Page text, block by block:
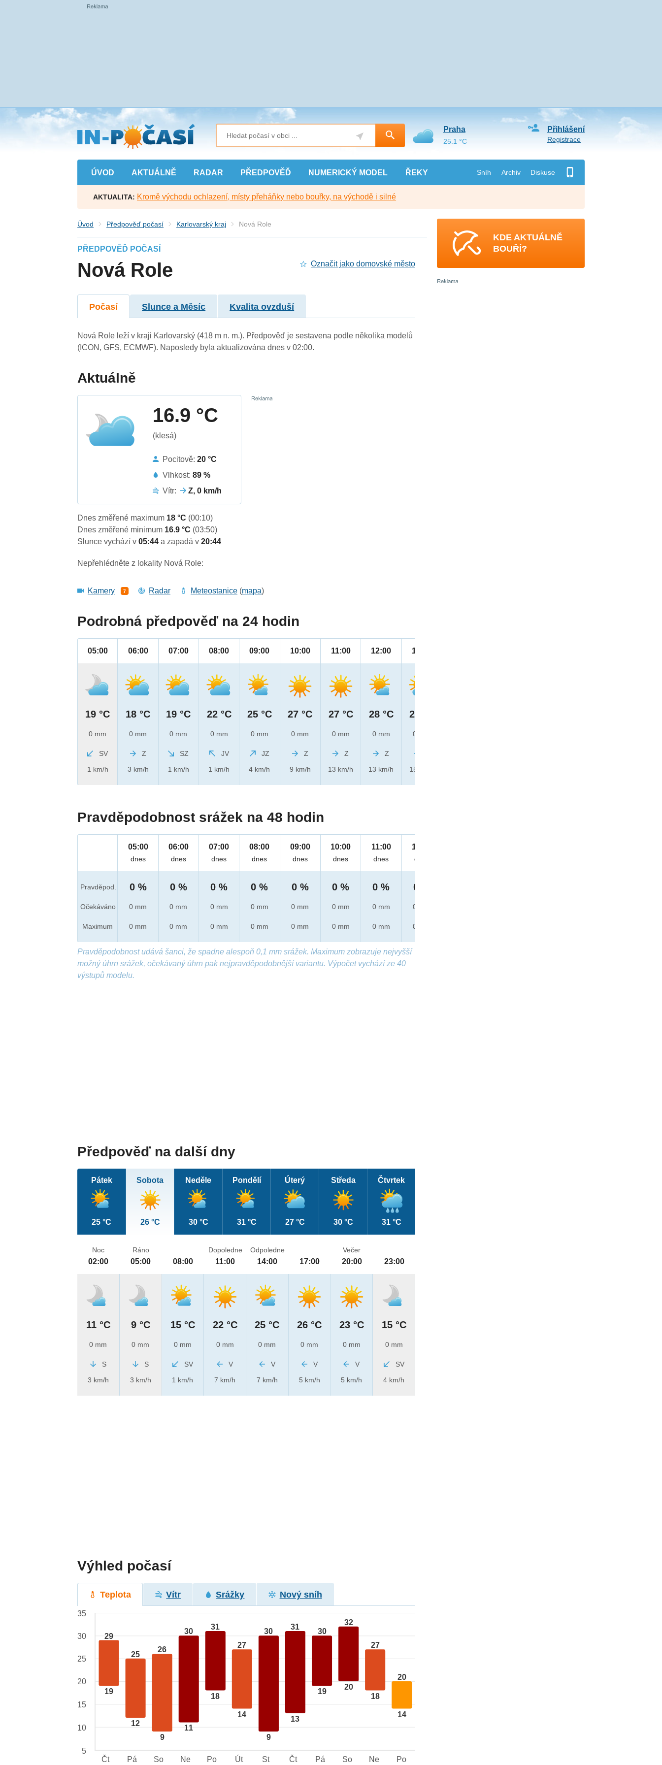
Přejít
na
hlavní
obsah
ÚVOD AKTUÁLNĚ RADAR PŘEDPOVĚĎ NUMERICKÝ MODEL ŘEKY Sníh Archiv Diskuse
Přihlášení
Registrace
Praha
25.1 °C
AKTUALITA: Kromě východu ochlazení, místy přeháňky nebo bouřky, na východě i silné
Úvod Předpověď počasí Karlovarský kraj Nová Role
PŘEDPOVĚĎ POČASÍ
Nová Role Označit jako domovské město
Počasí Slunce a Měsíc Kvalita ovzduší
Nová Role leží v kraji Karlovarský (418 m n. m.). Předpověď je sestavena podle několika modelů
(ICON, GFS, ECMWF). Naposledy byla aktualizována dnes v 02:00.
Aktuálně
16.9 °C
(klesá)
Pocitově:20 °C
Vlhkost:89 %
Vítr:
Z, 0 km/h
Dnes změřené maximum 18 °C (00:10)
Dnes změřené minimum 16.9 °C (03:50)
Slunce vychází v05:44a zapadá v20:44
Nepřehlédněte z lokality Nová Role:
Kamery 7 Radar Meteostanice (mapa)
Podrobná předpověď na 24 hodin
05:00
19 °C
0 mm
SV
1 km/h
06:00
18 °C
0 mm
Z
3 km/h
07:00
19 °C
0 mm
SZ
1 km/h
08:00
22 °C
0 mm
JV
1 km/h
09:00
25 °C
0 mm
JZ
4 km/h
10:00
27 °C
0 mm
Z
9 km/h
11:00
27 °C
0 mm
Z
13 km/h
12:00
28 °C
0 mm
Z
13 km/h
13:00
28 °C
0 mm
15 km/h
Pravděpodobnost srážek na 48 hodin
Pravděpod.
Očekáváno
Maximum
05:00
dnes
0 %
0 mm
0 mm
06:00
dnes
0 %
0 mm
0 mm
07:00
dnes
0 %
0 mm
0 mm
08:00
dnes
0 %
0 mm
0 mm
09:00
dnes
0 %
0 mm
0 mm
10:00
dnes
0 %
0 mm
0 mm
11:00
dnes
0 %
0 mm
0 mm
12:00
dnes
0 %
0 mm
0 mm
Pravděpodobnost udává šanci, že spadne alespoň 0,1 mm srážek. Maximum zobrazuje nejvyšší
možný úhrn srážek, očekávaný úhrn pak nejpravděpodobnější variantu. Výpočet vychází ze 40
výstupů modelu.
Předpověď na další dny
Pátek
25 °C
Sobota
26 °C
Neděle
30 °C
Pondělí
31 °C
Úterý
27 °C
Středa
30 °C
Čtvrtek
31 °C
Noc
02:00
11 °C
0 mm
S
3 km/h
Ráno
05:00
9 °C
0 mm
S
3 km/h
08:00
15 °C
0 mm
SV
1 km/h
Dopoledne
11:00
22 °C
0 mm
V
7 km/h
Odpoledne
14:00
25 °C
0 mm
V
7 km/h
17:00
26 °C
0 mm
V
5 km/h
Večer
20:00
23 °C
0 mm
V
5 km/h
23:00
15 °C
0 mm
SV
4 km/h
Výhled počasí
Teplota Vítr Srážky Nový sníh
29
19
25
12
26
9
30
11
31
18
27
14
30
9
31
13
30
19
32
20
27
18
20
14
35
30
25
20
15
10
5
Čt
Pá So Ne Po Út St Čt Pá So Ne Po
KDE AKTUÁLNĚ
BOUŘÍ?